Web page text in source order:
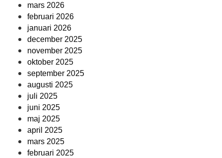
mars 2026
februari 2026
januari 2026
december 2025
november 2025
oktober 2025
september 2025
augusti 2025
juli 2025
juni 2025
maj 2025
april 2025
mars 2025
februari 2025